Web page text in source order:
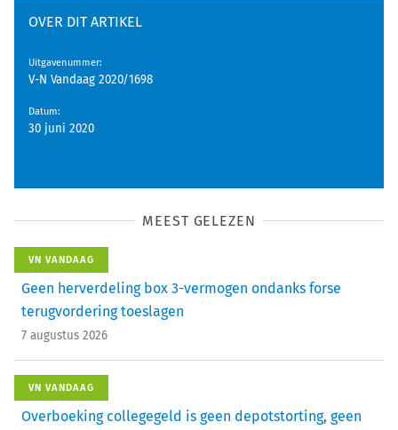
OVER DIT ARTIKEL
Uitgavenummer:
V-N Vandaag 2020/1698
Datum:
30 juni 2020
MEEST GELEZEN
VN VANDAAG
Geen herverdeling box 3-vermogen ondanks forse
terugvordering toeslagen
7 augustus 2026
VN VANDAAG
Overboeking collegegeld is geen depotstorting, geen